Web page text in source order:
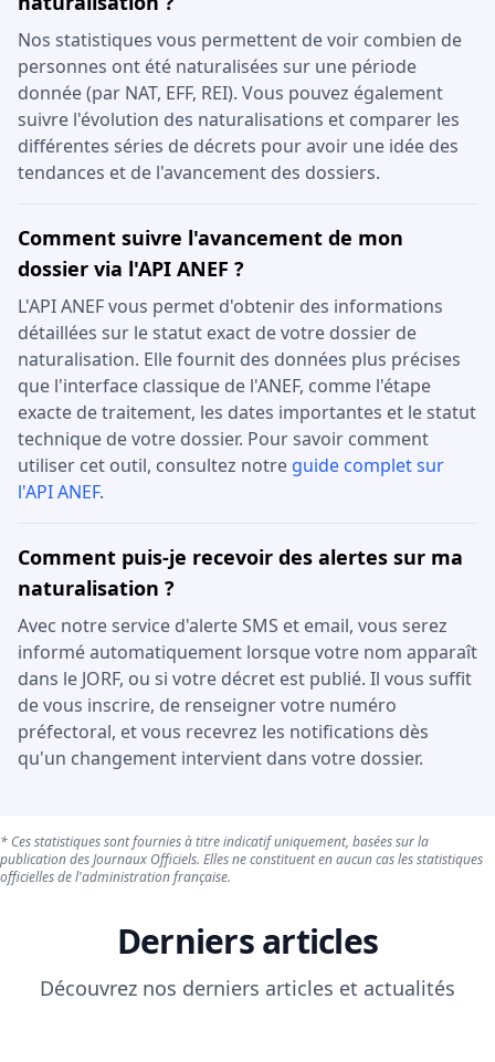
Nos statistiques vous permettent de voir combien de
personnes ont été naturalisées sur une période
donnée (par NAT, EFF, REI). Vous pouvez également
suivre l'évolution des naturalisations et comparer les
différentes séries de décrets pour avoir une idée des
tendances et de l'avancement des dossiers.
Comment suivre l'avancement de mon
dossier via l'API ANEF ?
L'API ANEF vous permet d'obtenir des informations
détaillées sur le statut exact de votre dossier de
naturalisation. Elle fournit des données plus précises
que l'interface classique de l'ANEF, comme l'étape
exacte de traitement, les dates importantes et le statut
technique de votre dossier. Pour savoir comment
utiliser cet outil, consultez notre guide complet sur
l'API ANEF.
Comment puis-je recevoir des alertes sur ma
naturalisation ?
Avec notre service d'alerte SMS et email, vous serez
informé automatiquement lorsque votre nom apparaît
dans le JORF, ou si votre décret est publié. Il vous suffit
de vous inscrire, de renseigner votre numéro
préfectoral, et vous recevrez les notifications dès
qu'un changement intervient dans votre dossier.
* Ces statistiques sont fournies à titre indicatif uniquement, basées sur la
publication des Journaux Officiels. Elles ne constituent en aucun cas les statistiques
officielles de l'administration française.
Derniers articles
Découvrez nos derniers articles et actualités